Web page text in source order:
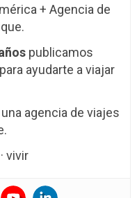
+ Agencia de
publicamos
ayudarte a viajar
agencia de viajes
vivir